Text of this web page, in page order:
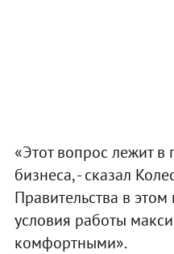
«Этот вопрос лежит в
бизнеса, - сказал
Правительства в этом
условия работы
комфортными».